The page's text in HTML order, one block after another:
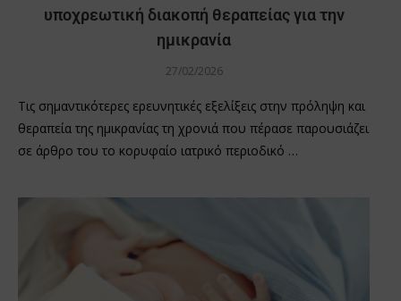
υποχρεωτική διακοπή θεραπείας για την
ημικρανία
27/02/2026
Τις σημαντικότερες ερευνητικές εξελίξεις στην πρόληψη και
θεραπεία της ημικρανίας τη χρονιά που πέρασε παρουσιάζει
σε άρθρο του το κορυφαίο ιατρικό περιοδικό …